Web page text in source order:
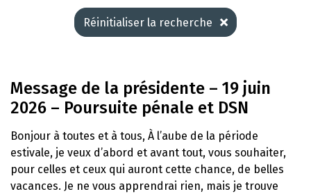
Réinitialiser la recherche
Message de la présidente – 19 juin
2026 – Poursuite pénale et DSN
Bonjour à toutes et à tous, À l’aube de la période
estivale, je veux d’abord et avant tout, vous souhaiter,
pour celles et ceux qui auront cette chance, de belles
vacances. Je ne vous apprendrai rien, mais je trouve